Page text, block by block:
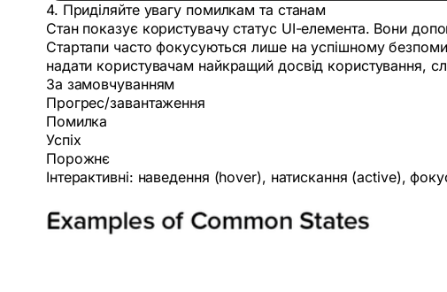
4. Приділяйте увагу помилкам та станам
Стан показує користувачу статус UI-елемента. Вони
Стартапи часто фокусуються лише на успішному
надати користувачам найкращий досвід користування,
За замовчуванням
Прогрес/завантаження
Помилка
Успіх
Порожнє
Інтерактивні: наведення (hover), натискання (active),